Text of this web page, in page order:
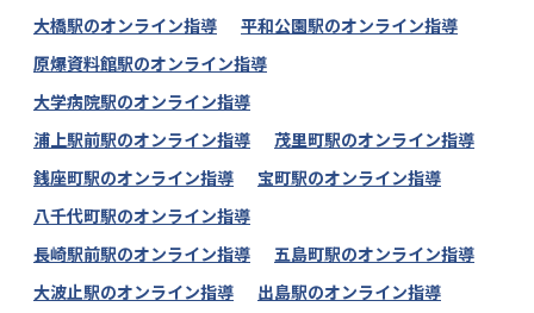
大橋駅のオンライン指導
平和公園駅のオンライン指導
原爆資料館駅のオンライン指導
大学病院駅のオンライン指導
浦上駅前駅のオンライン指導
茂里町駅のオンライン指導
銭座町駅のオンライン指導
宝町駅のオンライン指導
八千代町駅のオンライン指導
長崎駅前駅のオンライン指導
五島町駅のオンライン指導
大波止駅のオンライン指導
出島駅のオンライン指導